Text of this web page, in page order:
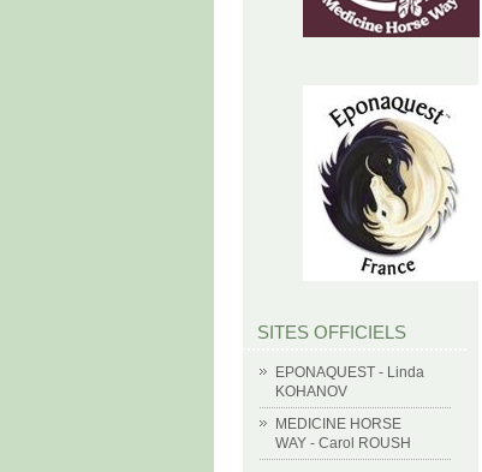
SITES OFFICIELS
EPONAQUEST - Linda
KOHANOV
MEDICINE HORSE
WAY - Carol ROUSH